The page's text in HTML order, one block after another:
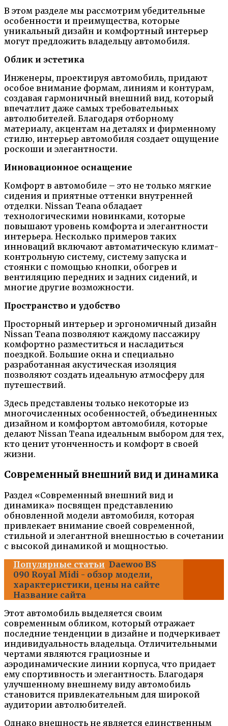
В этом разделе мы рассмотрим убедительные
особенности и преимущества, которые
уникальный дизайн и комфортный интерьер
могут предложить владельцу автомобиля.
Облик и эстетика
Инженеры, проектируя автомобиль, придают
особое внимание формам, линиям и контурам,
создавая гармоничный внешний вид, который
впечатлит даже самых требовательных
автолюбителей. Благодаря отборному
материалу, акцентам на деталях и фирменному
стилю, интерьер автомобиля создает ощущение
роскоши и элегантности.
Инновационное оснащение
Комфорт в автомобиле – это не только мягкие
сидения и приятные оттенки внутренней
отделки. Nissan Teana обладает
технологическими новинками, которые
повышают уровень комфорта и элегантности
интерьера. Несколько примеров таких
инноваций включают автоматическую климат-
контрольную систему, систему запуска и
стоянки с помощью кнопки, обогрев и
вентиляцию передних и задних сидений, и
многие другие возможности.
Пространство и удобство
Просторный интерьер и эргономичный дизайн
Nissan Teana позволяют каждому пассажиру
комфортно разместиться и насладиться
поездкой. Большие окна и специально
разработанная акустическая изоляция
позволяют создать идеальную атмосферу для
путешествий.
Здесь представлены только некоторые из
многочисленных особенностей, объединенных
дизайном и комфортом автомобиля, которые
делают Nissan Teana идеальным выбором для тех,
кто ценит утонченность и комфорт в своей
жизни.
Современный внешний вид и динамика
Раздел «Современный внешний вид и
динамика» посвящен представлению
обновленной модели автомобиля, которая
привлекает внимание своей современной,
стильной и элегантной внешностью в сочетании
с высокой динамикой и мощностью.
Популярные статьи Daewoo BS
090 Royal Midi - обзор модели,
характеристики, цены на сайте
Название сайта
Этот автомобиль выделяется своим
современным обликом, который отражает
последние тенденции в дизайне и подчеркивает
индивидуальность владельца. Отличительными
чертами являются грациозные и
аэродинамические линии корпуса, что придает
ему спортивность и элегантность. Благодаря
улучшенному внешнему виду автомобиль
становится привлекательным для широкой
аудитории автолюбителей.
Однако внешность не является единственным